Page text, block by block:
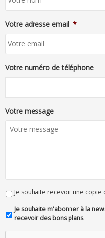
Votre adresse email *
Votre numéro de téléphone
Votre message
Je souhaite recevoir une copie
Je souhaite m'abonner à la
recevoir des bons plans